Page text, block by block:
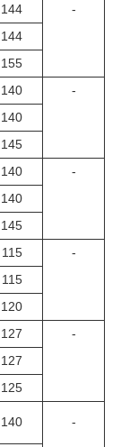
144
-
144
155
140
-
140
145
140
-
140
145
115
-
115
120
127
-
127
125
140 -